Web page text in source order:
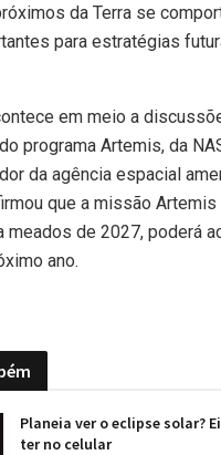
da Terra se
para estratégias
em meio a
programa Artemis, da
da agência espacial
que a missão
meados de 2027, poderá
ano.
Planeia ver o eclipse solar?
ter no celular